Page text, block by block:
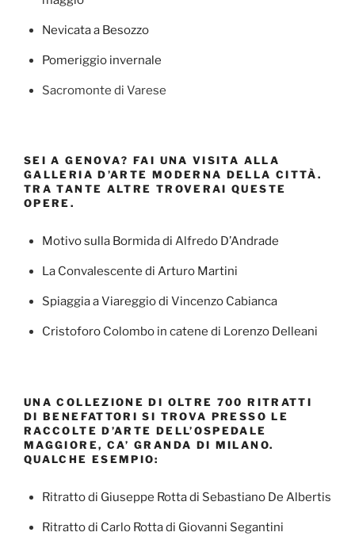
Nevicata a Besozzo
Pomeriggio invernale
Sacromonte di Varese
SEI A GENOVA? FAI UNA VISITA ALLA
GALLERIA D’ARTE MODERNA DELLA CITTÀ.
TRA TANTE ALTRE TROVERAI QUESTE
OPERE.
Motivo sulla Bormida di Alfredo D’Andrade
La Convalescente di Arturo Martini
Spiaggia a Viareggio di Vincenzo Cabianca
Cristoforo Colombo in catene di Lorenzo Delleani
UNA COLLEZIONE DI OLTRE 700 RITRATTI
DI BENEFATTORI SI TROVA PRESSO LE
RACCOLTE D’ARTE DELL’OSPEDALE
MAGGIORE, CA’ GRANDA DI MILANO.
QUALCHE ESEMPIO:
Ritratto di Giuseppe Rotta di Sebastiano De Albertis
Ritratto di Carlo Rotta di Giovanni Segantini